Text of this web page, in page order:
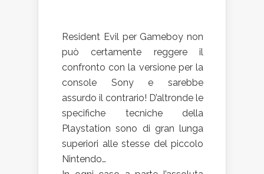
Resident Evil per Gameboy non
può certamente reggere il
confronto con la versione per la
console Sony e sarebbe
assurdo il contrario! D’altronde le
specifiche tecniche della
Playstation sono di gran lunga
superiori alle stesse del piccolo
Nintendo…